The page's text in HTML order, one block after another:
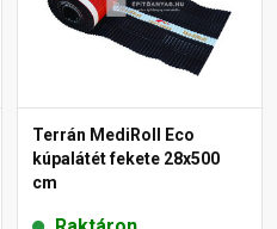
Terrán MediRoll Eco
kúpalátét fekete 28x500
cm